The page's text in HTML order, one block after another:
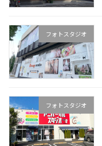
フォトスタジオ
フォトスタジオ